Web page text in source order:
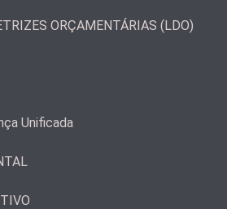
ORÇAMENTÁRIAS (LDO)
Unificada